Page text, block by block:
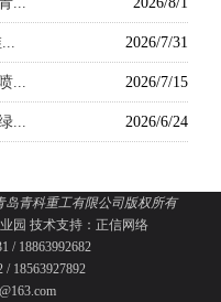
2026/7/31
2026/7/15
...
2026/6/24
...
岛青科重工有限公司版权所有
园 技术支持： 正信网络
/ 18863992682
/ 18563927892